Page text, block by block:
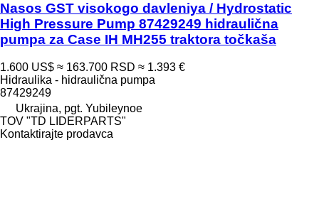
Nasos GST visokogo davleniya / Hydrostatic
High Pressure Pump 87429249 hidraulična
pumpa za Case IH MH255 traktora točkaša
1.600 US$ ≈ 163.700 RSD ≈ 1.393 €
Hidraulika - hidraulična pumpa
87429249
Ukrajina, pgt. Yubileynoe
TOV "TD LIDERPARTS"
Kontaktirajte prodavca